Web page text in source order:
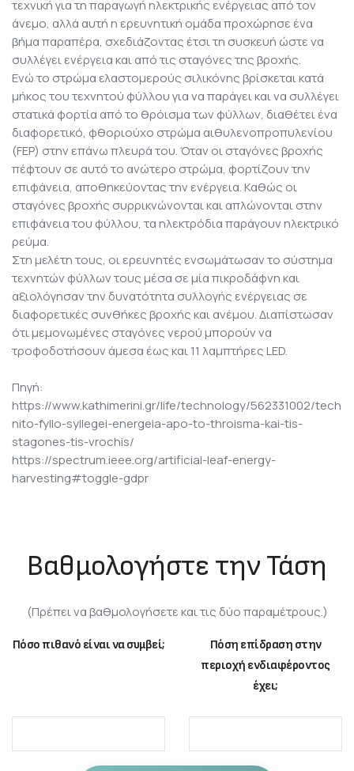
τεχνική για τη παραγωγή ηλεκτρικής ενέργειας από τον
άνεμο, αλλά αυτή η ερευνητική ομάδα προχώρησε ένα
βήμα παραπέρα, σχεδιάζοντας έτσι τη συσκευή ώστε να
συλλέγει ενέργεια και από τις σταγόνες της βροχής.
Ενώ το στρώμα ελαστομερούς σιλικόνης βρίσκεται κατά
μήκος του τεχνητού φύλλου για να παράγει και να συλλέγει
στατικά φορτία από το θρόισμα των φύλλων, διαθέτει ένα
διαφορετικό, φθοριούχο στρώμα αιθυλενοπροπυλενίου
(FEP) στην επάνω πλευρά του. Όταν οι σταγόνες βροχής
πέφτουν σε αυτό το ανώτερο στρώμα, φορτίζουν την
επιφάνεια, αποθηκεύοντας την ενέργεια. Καθώς οι
σταγόνες βροχής συρρικνώνονται και απλώνονται στην
επιφάνεια του φύλλου, τα ηλεκτρόδια παράγουν ηλεκτρικό
ρεύμα.
Στη μελέτη τους, οι ερευνητές ενσωμάτωσαν το σύστημα
τεχνητών φύλλων τους μέσα σε μία πικροδάφνη και
αξιολόγησαν την δυνατότητα συλλογής ενέργειας σε
διαφορετικές συνθήκες βροχής και ανέμου. Διαπίστωσαν
ότι μεμονωμένες σταγόνες νερού μπορούν να
τροφοδοτήσουν άμεσα έως και 11 λαμπτήρες LED.
Πηγή:
https://www.kathimerini.gr/life/technology/562331002/tech
nito-fyllo-syllegei-energeia-apo-to-throisma-kai-tis-
stagones-tis-vrochis/
https://spectrum.ieee.org/artificial-leaf-energy-
harvesting#toggle-gdpr
Βαθμολογήστε την Τάση
(Πρέπει να βαθμολογήσετε και τις δύο παραμέτρους.)
Πόσο πιθανό είναι να συμβεί;
Πόση επίδραση στην
περιοχή ενδιαφέροντος
έχει;